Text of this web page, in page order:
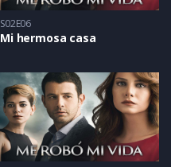
S02E06
Mi hermosa casa